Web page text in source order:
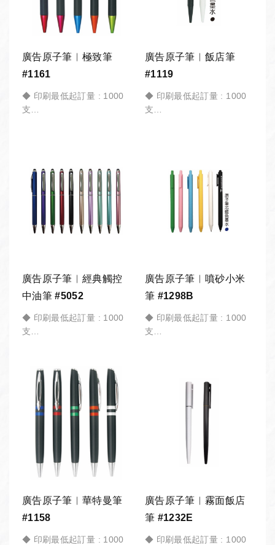
廣告原子筆︱極致筆
#1161
◆ 印刷最低起訂量 : 1000
支
公司採購︱團體訂購︱教育
機構︱政府機關︱大宗採購
︱活動贈品︱歡迎詢價。
廣告原子筆︱飯店筆
#1119
◆ 印刷最低起訂量 : 1000
支
公司採購︱團體訂購︱教育
機構︱政府機關︱大宗採購
︱活動贈品︱歡迎詢價。
廣告原子筆︱經典觸控
中油筆 #5052
◆ 印刷最低起訂量 : 1000
支
量」，加入「詢價車」請備
註 訂購數量。
公司採購︱團體訂購︱教育
機構︱政府機關︱大宗採購
廣告原子筆︱噴砂小米
筆 #1298B
◆ 印刷最低起訂量 : 1000
支
註 訂購數量。
公司採購︱團體訂購︱教育
機構︱政府機關︱大宗採購
︱活動贈品︱歡迎詢價。
廣告原子筆︱華特曼筆
#1158
◆ 印刷最低起訂量 : 1000
廣告原子筆︱霧面飯店
筆 #1232E
◆ 印刷最低起訂量 : 1000